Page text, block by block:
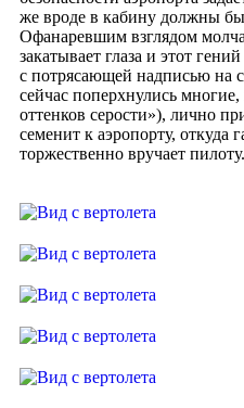
же вроде в кабину должны
Офанаревшим взглядом
закатывает глаза и этот
с потрясающей надписью на
сейчас поперхнулись
оттенков серости»), лично
семенит к аэропорту, откуда
торжественно вручает